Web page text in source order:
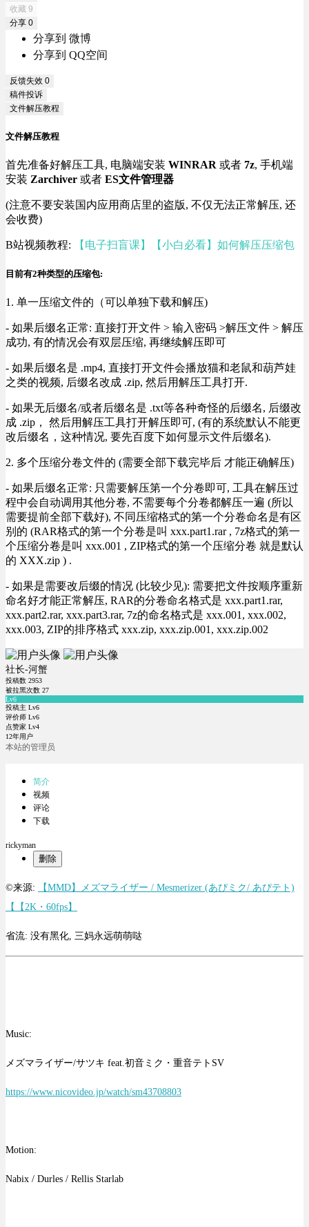
收藏 9
分享 0
分享到 微博
分享到 QQ空间
反馈失效 0
稿件投诉
文件解压教程
文件解压教程
首先准备好解压工具, 电脑端安装 WINRAR 或者 7z, 手机端
安装 Zarchiver 或者 ES文件管理器
(注意不要安装国内应用商店里的盗版, 不仅无法正常解压, 还
会收费)
B站视频教程: 【电子扫盲课】【小白必看】如何解压压缩包
目前有2种类型的压缩包:
1. 单一压缩文件的（可以单独下载和解压)
- 如果后缀名正常: 直接打开文件 > 输入密码 >解压文件 > 解压
成功, 有的情况会有双层压缩, 再继续解压即可
- 如果后缀名是 .mp4, 直接打开文件会播放猫和老鼠和葫芦娃
之类的视频, 后缀名改成 .zip, 然后用解压工具打开.
- 如果无后缀名/或者后缀名是 .txt等各种奇怪的后缀名, 后缀改
成 .zip， 然后用解压工具打开解压即可, (有的系统默认不能更
改后缀名，这种情况, 要先百度下如何显示文件后缀名).
2. 多个压缩分卷文件的 (需要全部下载完毕后 才能正确解压)
- 如果后缀名正常: 只需要解压第一个分卷即可, 工具在解压过
程中会自动调用其他分卷, 不需要每个分卷都解压一遍 (所以
需要提前全部下载好), 不同压缩格式的第一个分卷命名是有区
别的 (RAR格式的第一个分卷是叫 xxx.part1.rar , 7z格式的第一
个压缩分卷是叫 xxx.001 , ZIP格式的第一个压缩分卷 就是默认
的 XXX.zip ) .
- 如果是需要改后缀的情况 (比较少见): 需要把文件按顺序重新
命名好才能正常解压, RAR的分卷命名格式是 xxx.part1.rar,
xxx.part2.rar, xxx.part3.rar, 7z的命名格式是 xxx.001, xxx.002,
xxx.003, ZIP的排序格式 xxx.zip, xxx.zip.001, xxx.zip.002
社长-河蟹
投稿数 2953
被拉黑次数 27
Lv6
投稿主 Lv6
评价师 Lv6
点赞家 Lv4
12年用户
本站的管理员
简介
视频
评论
下载
rickyman
删除
©来源:
【MMD】メズマライザー / Mesmerizer (あぴミク/ あぴテト)
【【2K・60fps】
省流: 没有黑化, 三妈永远萌萌哒
Music:
メズマライザー/サツキ feat.初音ミク・重音テトSV
https://www.nicovideo.jp/watch/sm43708803
Motion:
Nabix‬ / ‪Durles‬ / Rellis Starlab